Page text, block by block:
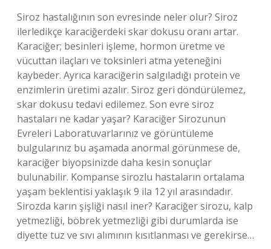
Siroz hastalığının son evresinde neler olur? Siroz
ilerledikçe karaciğerdeki skar dokusu oranı artar.
Karaciğer; besinleri işleme, hormon üretme ve
vücuttan ilaçları ve toksinleri atma yeteneğini
kaybeder. Ayrıca karaciğerin salgıladığı protein ve
enzimlerin üretimi azalır. Siroz geri döndürülemez,
skar dokusu tedavi edilemez. Son evre siroz
hastaları ne kadar yaşar? Karaciğer Sirozunun
Evreleri Laboratuvarlarınız ve görüntüleme
bulgularınız bu aşamada anormal görünmese de,
karaciğer biyopsinizde daha kesin sonuçlar
bulunabilir. Kompanse sirozlu hastaların ortalama
yaşam beklentisi yaklaşık 9 ila 12 yıl arasındadır.
Sirozda karın şişliği nasıl iner? Karaciğer sirozu, kalp
yetmezliği, böbrek yetmezliği gibi durumlarda ise
diyette tuz ve sıvı alımının kısıtlanması ve gerekirse…